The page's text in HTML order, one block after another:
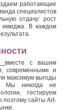
работающие
специалистов
отдачу: рост
имиджа. В каждом
вместе с вашим
современными и
максимум выгоды
Мы никогда не
тестируем
сайты Art-